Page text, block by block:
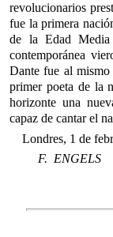
revolucionarios
fue la primera
de la Edad
contemporánea
Dante fue al
primer poeta de la
horizonte una
capaz de cantar el
Londres, 1 de
F. ENGELS